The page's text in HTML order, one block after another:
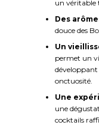
un véritable
Des
douce des
Un
permet un
développant
onctuosité.
Une
une
cocktails